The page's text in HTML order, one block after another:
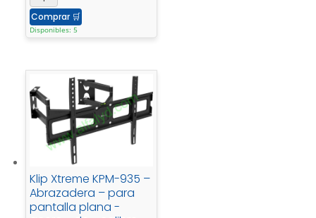
Comprar 🛒
Disponibles: 5
Klip Xtreme KPM-935 –
Abrazadera – para
pantalla plana -